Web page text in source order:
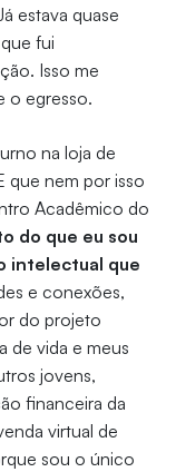
estava quase
fui
Isso me
o egresso.
na loja de
que nem por isso
Acadêmico do
do que eu sou
intelectual que
e conexões,
do projeto
de vida e meus
jovens,
financeira da
virtual de
sou o único